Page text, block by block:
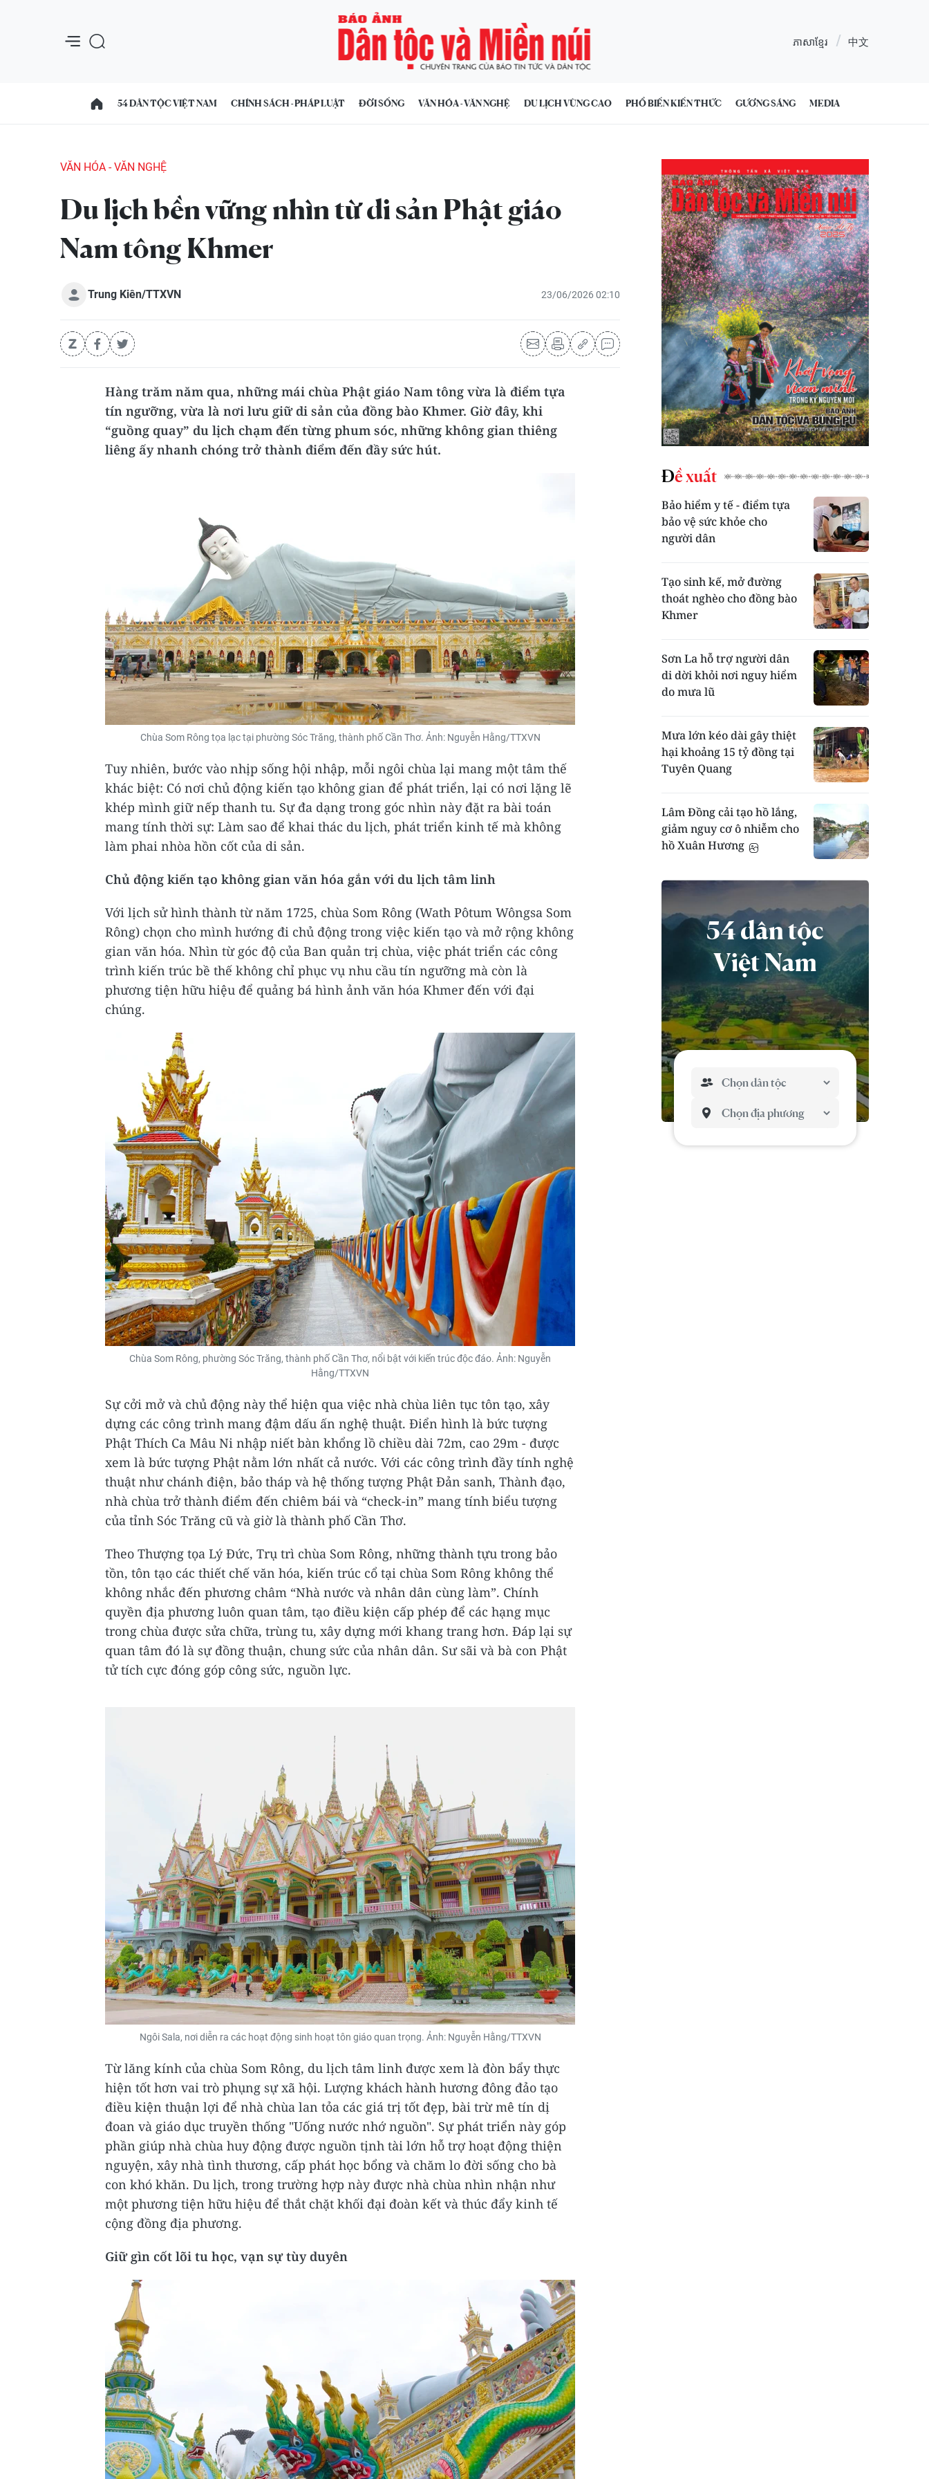
ភាសាខ្មែរ 中文
54 DÂN TỘC VIỆT NAM CHÍNH SÁCH - PHÁP LUẬT ĐỜI SỐNG VĂN HÓA - VĂN NGHỆ DU LỊCH VÙNG CAO PHỔ BIẾN KIẾN THỨC GƯƠNG SÁNG MEDIA
VĂN HÓA - VĂN NGHỆ
Du lịch bền vững nhìn từ di sản Phật giáo
Nam tông Khmer
Trung Kiên/TTXVN 23/06/2026 02:10
Hàng trăm năm qua, những mái chùa Phật giáo Nam tông vừa là điểm tựa
tín ngưỡng, vừa là nơi lưu giữ di sản của đồng bào Khmer. Giờ đây, khi
“guồng quay” du lịch chạm đến từng phum sóc, những không gian thiêng
liêng ấy nhanh chóng trở thành điểm đến đầy sức hút.
Chùa Som Rông tọa lạc tại phường Sóc Trăng, thành phố Cần Thơ. Ảnh: Nguyễn Hằng/TTXVN
Tuy nhiên, bước vào nhịp sống hội nhập, mỗi ngôi chùa lại mang một tâm thế
khác biệt: Có nơi chủ động kiến tạo không gian để phát triển, lại có nơi lặng lẽ
khép mình giữ nếp thanh tu. Sự đa dạng trong góc nhìn này đặt ra bài toán
mang tính thời sự: Làm sao để khai thác du lịch, phát triển kinh tế mà không
làm phai nhòa hồn cốt của di sản.
Chủ động kiến tạo không gian văn hóa gắn với du lịch tâm linh
Với lịch sử hình thành từ năm 1725, chùa Som Rông (Wath Pôtum Wôngsa Som
Rông) chọn cho mình hướng đi chủ động trong việc kiến tạo và mở rộng không
gian văn hóa. Nhìn từ góc độ của Ban quản trị chùa, việc phát triển các công
trình kiến trúc bề thế không chỉ phục vụ nhu cầu tín ngưỡng mà còn là
phương tiện hữu hiệu để quảng bá hình ảnh văn hóa Khmer đến với đại
chúng.
Chùa Som Rông, phường Sóc Trăng, thành phố Cần Thơ, nổi bật với kiến trúc độc đáo. Ảnh: Nguyễn
Hằng/TTXVN
Sự cởi mở và chủ động này thể hiện qua việc nhà chùa liên tục tôn tạo, xây
dựng các công trình mang đậm dấu ấn nghệ thuật. Điển hình là bức tượng
Phật Thích Ca Mâu Ni nhập niết bàn khổng lồ chiều dài 72m, cao 29m - được
xem là bức tượng Phật nằm lớn nhất cả nước. Với các công trình đầy tính nghệ
thuật như chánh điện, bảo tháp và hệ thống tượng Phật Đản sanh, Thành đạo,
nhà chùa trở thành điểm đến chiêm bái và “check-in” mang tính biểu tượng
của tỉnh Sóc Trăng cũ và giờ là thành phố Cần Thơ.
Theo Thượng tọa Lý Đức, Trụ trì chùa Som Rông, những thành tựu trong bảo
tồn, tôn tạo các thiết chế văn hóa, kiến trúc cổ tại chùa Som Rông không thể
không nhắc đến phương châm “Nhà nước và nhân dân cùng làm”. Chính
quyền địa phương luôn quan tâm, tạo điều kiện cấp phép để các hạng mục
trong chùa được sửa chữa, trùng tu, xây dựng mới khang trang hơn. Đáp lại sự
quan tâm đó là sự đồng thuận, chung sức của nhân dân. Sư sãi và bà con Phật
tử tích cực đóng góp công sức, nguồn lực.
Ngôi Sala, nơi diễn ra các hoạt động sinh hoạt tôn giáo quan trọng. Ảnh: Nguyễn Hằng/TTXVN
Từ lăng kính của chùa Som Rông, du lịch tâm linh được xem là đòn bẩy thực
hiện tốt hơn vai trò phụng sự xã hội. Lượng khách hành hương đông đảo tạo
điều kiện thuận lợi để nhà chùa lan tỏa các giá trị tốt đẹp, bài trừ mê tín dị
đoan và giáo dục truyền thống "Uống nước nhớ nguồn". Sự phát triển này góp
phần giúp nhà chùa huy động được nguồn tịnh tài lớn hỗ trợ hoạt động thiện
nguyện, xây nhà tình thương, cấp phát học bổng và chăm lo đời sống cho bà
con khó khăn. Du lịch, trong trường hợp này được nhà chùa nhìn nhận như
một phương tiện hữu hiệu để thắt chặt khối đại đoàn kết và thúc đẩy kinh tế
cộng đồng địa phương.
Giữ gìn cốt lõi tu học, vạn sự tùy duyên
Đề xuất
Bảo hiểm y tế - điểm tựa
bảo vệ sức khỏe cho
người dân
Tạo sinh kế, mở đường
thoát nghèo cho đồng bào
Khmer
Sơn La hỗ trợ người dân
di dời khỏi nơi nguy hiểm
do mưa lũ
Mưa lớn kéo dài gây thiệt
hại khoảng 15 tỷ đồng tại
Tuyên Quang
Lâm Đồng cải tạo hồ lắng,
giảm nguy cơ ô nhiễm cho
hồ Xuân Hương
54 dân tộc
Việt Nam